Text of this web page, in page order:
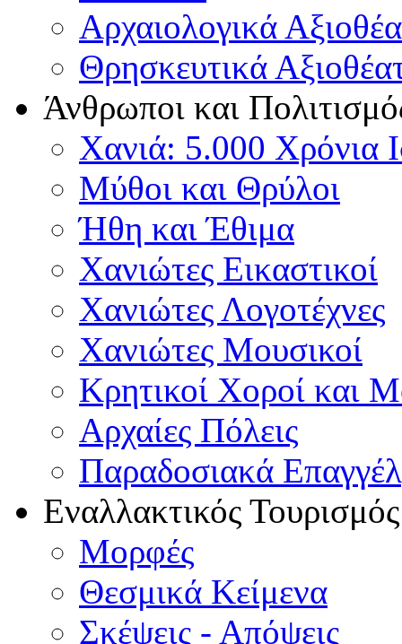
Αρχαιολογικά
Θρησκευτικά
Άνθρωποι και
Χανιά: 5.000 Χρόνια
Μύθοι και Θρύλοι
Ήθη και Έθιμα
Χανιώτες Εικαστικοί
Χανιώτες Λογοτέχνες
Χανιώτες Μουσικοί
Κρητικοί Χοροί και
Αρχαίες Πόλεις
Παραδοσιακά
Εναλλακτικός Τουρισμός
Μορφές
Θεσμικά Κείμενα
Σκέψεις - Απόψεις